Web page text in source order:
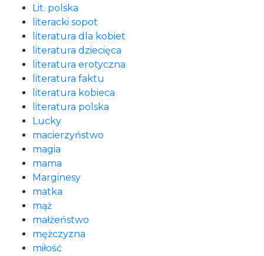
Lit. polska
literacki sopot
literatura dla kobiet
literatura dziecięca
literatura erotyczna
literatura faktu
literatura kobieca
literatura polska
Lucky
macierzyństwo
magia
mama
Marginesy
matka
mąż
małżeństwo
mężczyzna
miłość